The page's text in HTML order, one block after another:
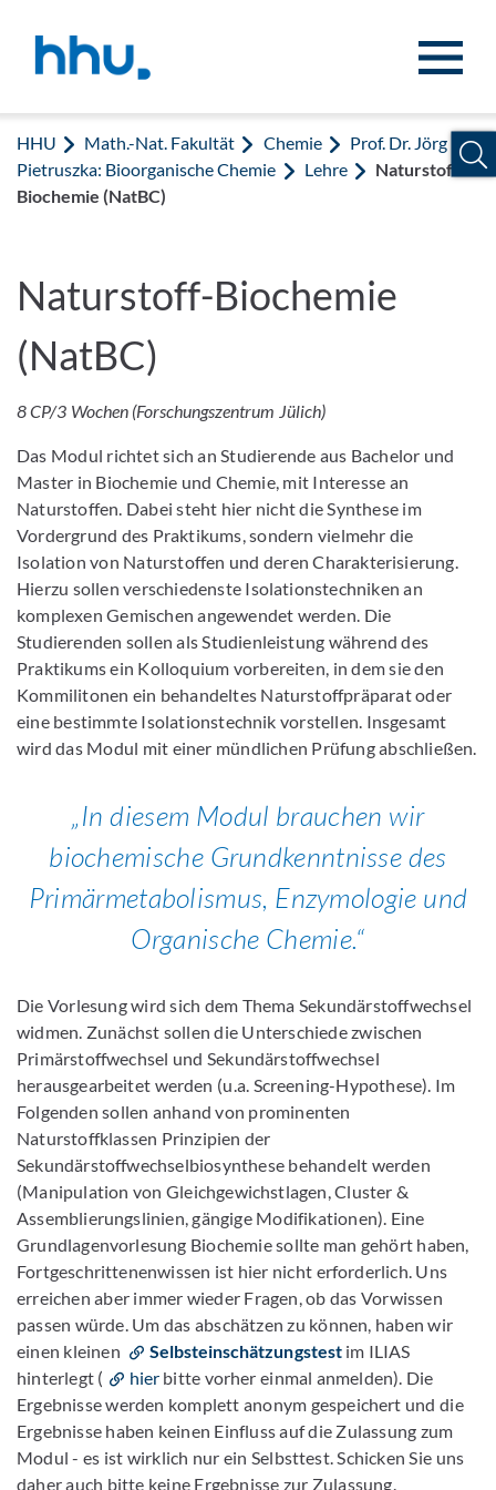
HHU Math.-Nat. Fakultät Chemie
Prof. Dr. Jörg
Pietruszka: Bioorganische Chemie
Lehre
Naturstoff-
Biochemie (NatBC)
Naturstoff-Biochemie
(NatBC)
8 CP/3 Wochen (Forschungszentrum Jülich)
Das Modul richtet sich an Studierende aus Bachelor und
Master in Biochemie und Chemie, mit Interesse an
Naturstoffen. Dabei steht hier nicht die Synthese im
Vordergrund des Praktikums, sondern vielmehr die
Isolation von Naturstoffen und deren Charakterisierung.
Hierzu sollen verschiedenste Isolationstechniken an
komplexen Gemischen angewendet werden. Die
Studierenden sollen als Studienleistung während des
Praktikums ein Kolloquium vorbereiten, in dem sie den
Kommilitonen ein behandeltes Naturstoffpräparat oder
eine bestimmte Isolationstechnik vorstellen. Insgesamt
wird das Modul mit einer mündlichen Prüfung abschließen.
In diesem Modul brauchen wir
biochemische Grundkenntnisse des
Primärmetabolismus, Enzymologie und
Organische Chemie.
Die Vorlesung wird sich dem Thema Sekundärstoffwechsel
widmen. Zunächst sollen die Unterschiede zwischen
Primärstoffwechsel und Sekundärstoffwechsel
herausgearbeitet werden (u.a. Screening-Hypothese). Im
Folgenden sollen anhand von prominenten
Naturstoffklassen Prinzipien der
Sekundärstoffwechselbiosynthese behandelt werden
(Manipulation von Gleichgewichstlagen, Cluster &
Assemblierungslinien, gängige Modifikationen). Eine
Grundlagenvorlesung Biochemie sollte man gehört haben,
Fortgeschrittenenwissen ist hier nicht erforderlich. Uns
erreichen aber immer wieder Fragen, ob das Vorwissen
passen würde. Um das abschätzen zu können, haben wir
einen kleinen
Selbsteinschätzungstest im ILIAS
hinterlegt (
hierbitte vorher einmal anmelden). Die
Ergebnisse werden komplett anonym gespeichert und die
Ergebnisse haben keinen Einfluss auf die Zulassung zum
Modul - es ist wirklich nur ein Selbsttest. Schicken Sie uns
daher auch bitte keine Ergebnisse zur Zulassung.